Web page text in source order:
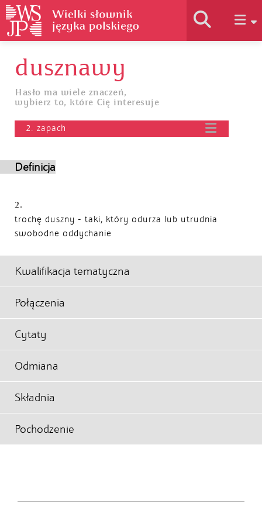
Historia słownika
Jak korzystać
dusznawy
Hasło ma wiele znaczeń,
wybierz to, które Cię interesuje
2. zapach
Definicja
2.
trochę duszny - taki, który odurza lub utrudnia
swobodne oddychanie
Kwalifikacja tematyczna
Połączenia
Cytaty
Odmiana
Składnia
Pochodzenie